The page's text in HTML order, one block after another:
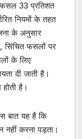
फसल 33 प्रतिशत
नियमों के तहत
के अनुसार
सिंचित फसलों पर
के लिए
दी जाती है।
है।
बात यह है कि
करना पड़ता।